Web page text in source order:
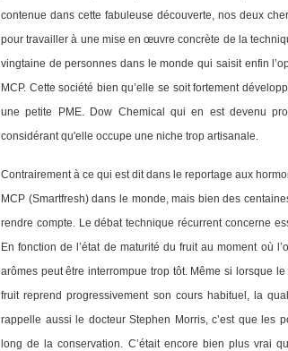
contenue dans cette fabuleuse découverte, nos deux
pour travailler à une mise en œuvre concrète de la
vingtaine de personnes dans le monde qui saisit enfin
MCP. Cette société bien qu’elle se soit fortement
une petite PME. Dow Chemical qui en est devenu
considérant qu'elle occupe une niche trop artisanale.
Contrairement à ce qui est dit dans le reportage aux
MCP (Smartfresh) dans le monde, mais bien des
rendre compte. Le débat technique récurrent concerne
En fonction de l’état de maturité du fruit au moment où
arômes peut être interrompue trop tôt. Même si lorsque
fruit reprend progressivement son cours habituel, la
rappelle aussi le docteur Stephen Morris, c’est que les
long de la conservation. C’était encore bien plus vrai